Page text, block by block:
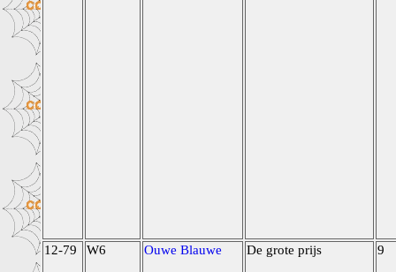
12-79 W6 Ouwe Blauwe De grote prijs 9